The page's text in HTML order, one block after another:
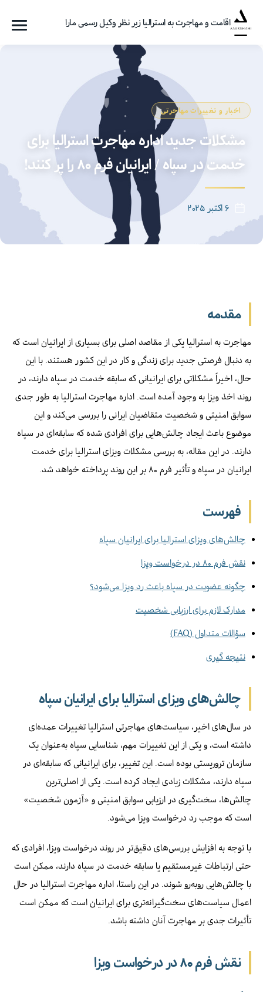
اقامت و مهاجرت به استرالیا زیر نظر وکیل رسمی مارا
اخبار و تغییرات مهاجرتی
مشکلات جدید اداره مهاجرت استرالیا برای
خدمت در سپاه / ایرانیان فرم ۸۰ را پر کنند!
تاریخ
نوشته
۶ اکتبر ۲۰۲۵
مقدمه
مهاجرت به استرالیا یکی از مقاصد اصلی برای بسیاری از ایرانیان است که
به دنبال فرصتی جدید برای زندگی و کار در این کشور هستند. با این
حال، اخیراً مشکلاتی برای ایرانیانی که سابقه خدمت در سپاه دارند، در
روند اخذ ویزا به وجود آمده است. اداره مهاجرت استرالیا به طور جدی
سوابق امنیتی و شخصیت متقاضیان ایرانی را بررسی می‌کند و این
موضوع باعث ایجاد چالش‌هایی برای افرادی شده که سابقه‌ای در سپاه
دارند. در این مقاله، به بررسی مشکلات ویزای استرالیا برای خدمت
ایرانیان در سپاه و تأثیر فرم ۸۰ بر این روند پرداخته خواهد شد.
فهرست
چالش‌های ویزای استرالیا برای ایرانیان سپاه
نقش فرم ۸۰ در درخواست ویزا
چگونه عضویت در سپاه باعث رد ویزا می‌شود؟
مدارک لازم برای ارزیابی شخصیت
سؤالات متداول (FAQ)
نتیجه گیری
چالش‌های ویزای استرالیا برای ایرانیان سپاه
در سال‌های اخیر، سیاست‌های مهاجرتی استرالیا تغییرات عمده‌ای
داشته است، و یکی از این تغییرات مهم، شناسایی سپاه به‌عنوان یک
سازمان تروریستی بوده است. این تغییر، برای ایرانیانی که سابقه‌ای در
سپاه دارند، مشکلات زیادی ایجاد کرده است. یکی از اصلی‌ترین
چالش‌ها، سخت‌گیری در ارزیابی سوابق امنیتی و «آزمون شخصیت»
است که موجب رد درخواست ویزا می‌شود.
با توجه به افزایش بررسی‌های دقیق‌تر در روند درخواست ویزا، افرادی که
حتی ارتباطات غیرمستقیم یا سابقه‌ خدمت در سپاه دارند، ممکن است
با چالش‌هایی روبه‌رو شوند. در این راستا، اداره مهاجرت استرالیا در حال
اعمال سیاست‌های سخت‌گیرانه‌تری برای ایرانیان است که ممکن است
تأثیرات جدی بر مهاجرت آنان داشته باشد.
نقش فرم ۸۰ در درخواست ویزا